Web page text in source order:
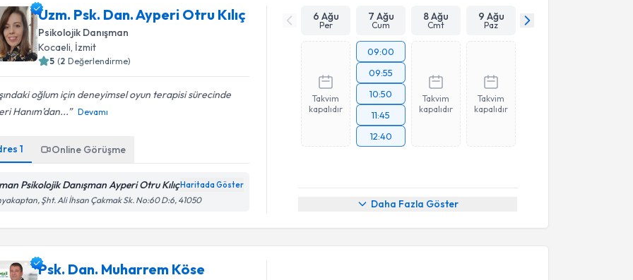
Uzm. Psk. Dan. Ayperi Otru Kılıç
Psikolojik Danışman
Kocaeli , İzmit
5 (2 Değerlendirme)
oğlum için deneyimsel oyun terapisi sürecinde
Hanım’dan...
Devamı
1 Online Görüşme
Psikolojik Danışman Ayperi Otru KılıçHaritada Göster
Şht. Ali İhsan Çakmak Sk. No:60 D:6, 41050
6 Ağu
Per
7 Ağu
Cum
8 Ağu
Cmt
9 Ağu
Paz
Takvim
kapalıdır
09:00
09:55
10:50
11:45
12:40
Takvim
kapalıdır
Takvim
kapalıdır
Daha Fazla Göster
Psk. Dan. Muharrem Köse